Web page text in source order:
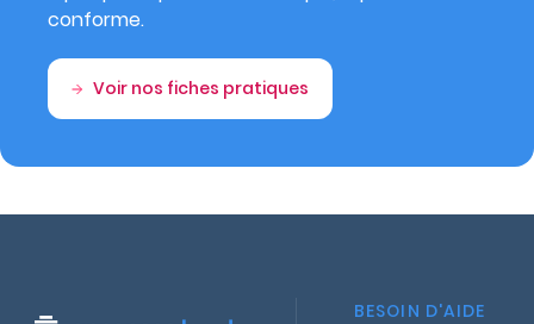
conforme.
Voir nos fiches pratiques
BESOIN D'AIDE